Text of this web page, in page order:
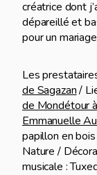
créatrice dont
dépareillé et
pour un
Les
de Sagazan/
de Mondétour
Emmanuelle
papillon en
Nature /
musicale :